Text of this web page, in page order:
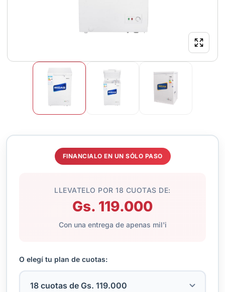
FINANCIALO EN UN SÓLO PASO
LLEVATELO POR 18 CUOTAS DE:
Gs. 119.000
Con una entrega de apenas mil'i
O elegí tu plan de cuotas: